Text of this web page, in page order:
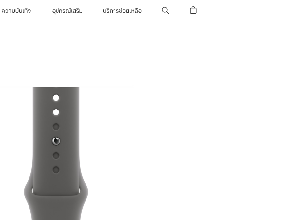
ความบันเทิง อุปกรณ์เสริม บริการช่วยเหลือ